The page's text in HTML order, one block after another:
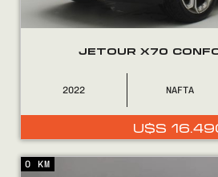
JETOUR X70
2022 NAFTA
U$S
0 KM